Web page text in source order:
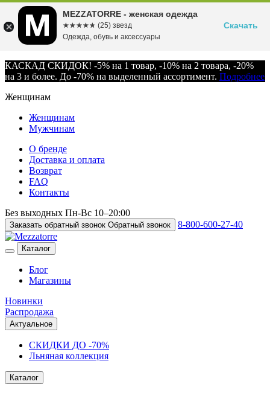
КАСКАД СКИДОК! -5% на 1 товар, -10% на 2 товара, -20%
на 3 и более. До -70% на выделенный ассортимент. Подробнее
Женщинам
Женщинам
Мужчинам
О бренде
Доставка и оплата
Возврат
FAQ
Контакты
Без выходных Пн-Вс 10–20:00
Заказать обратный звонок Обратный звонок 8-800-600-27-40
Каталог
Блог
Магазины
Новинки
Распродажа
Актуальное
СКИДКИ ДО -70%
Льняная коллекция
Каталог
MEZZATORRE - женская одежда
☆☆☆☆☆
★★★★★ (25) звезд
Одежда, обувь и аксессуары
Скачать